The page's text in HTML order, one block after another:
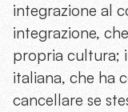
integrazione al
integrazione,
propria cultura;
italiana, che ha
cancellare se